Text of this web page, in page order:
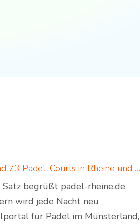
Padel in Rheine: neues Padelportal listet 17 Standorte und 73 Padel-Courts in Rheine und Umgebung
Satz begrüßt padel-rheine.de
wird jede Nacht neu
für Padel im Münsterland,